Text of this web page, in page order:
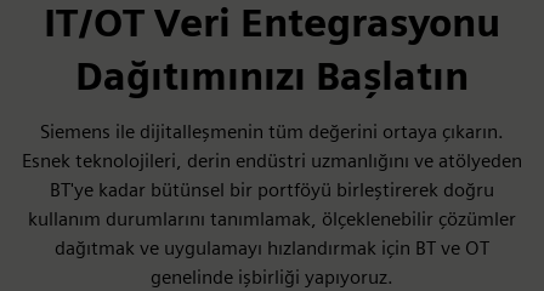
IT/OT Veri Entegrasyonu
Dağıtımınızı Başlatın
Siemens ile dijitalleşmenin tüm değerini ortaya çıkarın.
Esnek teknolojileri, derin endüstri uzmanlığını ve atölyeden
BT'ye kadar bütünsel bir portföyü birleştirerek doğru
kullanım durumlarını tanımlamak, ölçeklenebilir çözümler
dağıtmak ve uygulamayı hızlandırmak için BT ve OT
genelinde işbirliği yapıyoruz.